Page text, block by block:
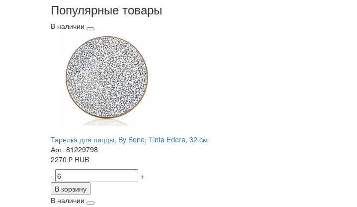
Популярные товары
В наличии
Тарелка для пиццы, By Bone, Tinta Edera, 32 cм
Арт. 81229798
2270 ₽ RUB
-
+
В корзину
В наличии